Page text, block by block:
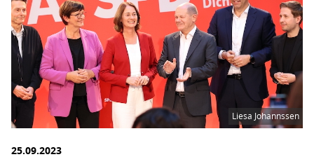
Liesa Johannssen
25.09.2023